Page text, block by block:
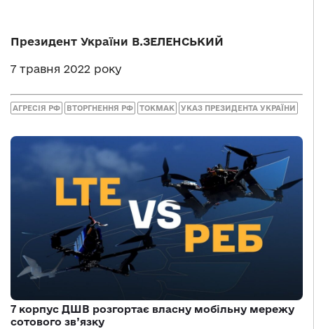
Президент України В.ЗЕЛЕНСЬКИЙ
7 травня 2022 року
АГРЕСІЯ РФ ВТОРГНЕННЯ РФ ТОКМАК УКАЗ ПРЕЗИДЕНТА УКРАЇНИ
7 корпус ДШВ розгортає власну мобільну мережу
сотового зв’язку